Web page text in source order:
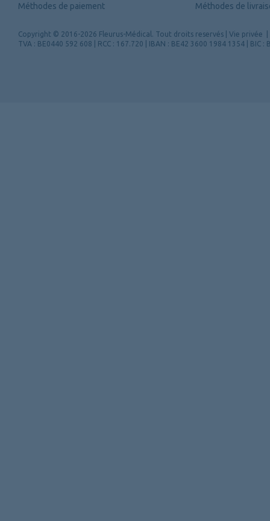
Méthodes de paiement
Méthodes de
Copyright © 2016-2026 Fleurus-Médical. Tout droits reservés Vie privée
TVA : BE0440 592 608 | RCC : 167.720 | IBAN : BE42 3600 1984 1354 | BIC :